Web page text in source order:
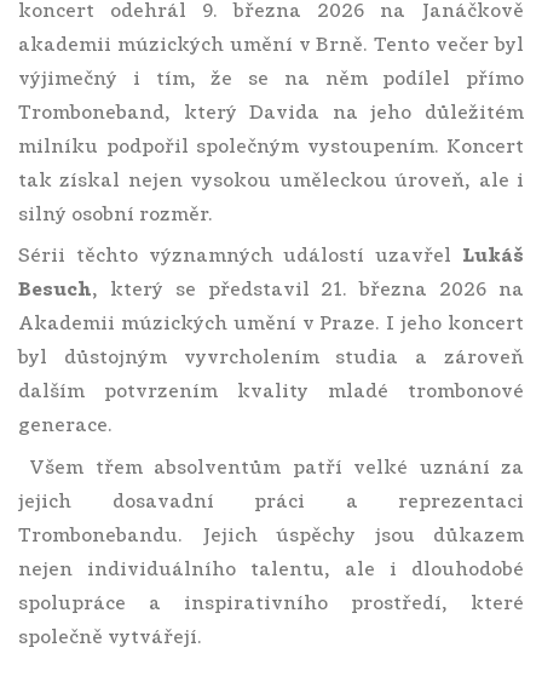
koncert odehrál 9. března 2026 na Janáčkově
akademii múzických umění v Brně. Tento večer byl
výjimečný i tím, že se na něm podílel přímo
Tromboneband, který Davida na jeho důležitém
milníku podpořil společným vystoupením. Koncert
tak získal nejen vysokou uměleckou úroveň, ale i
silný osobní rozměr.
Sérii těchto významných událostí uzavřel Lukáš
Besuch, který se představil 21. března 2026 na
Akademii múzických umění v Praze. I jeho koncert
byl důstojným vyvrcholením studia a zároveň
dalším potvrzením kvality mladé trombonové
generace.
Všem třem absolventům patří velké uznání za
jejich dosavadní práci a reprezentaci
Trombonebandu. Jejich úspěchy jsou důkazem
nejen individuálního talentu, ale i dlouhodobé
spolupráce a inspirativního prostředí, které
společně vytvářejí.